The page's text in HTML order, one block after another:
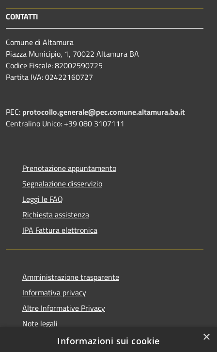
CONTATTI
Comune di Altamura
Piazza Municipio, 1, 70022 Altamura BA
Codice Fiscale: 82002590725
Partita IVA: 02422160727
PEC: protocollo.generale@pec.comune.altamura.ba.it
Centralino Unico: +39 080 3107111
Prenotazione appuntamento
Segnalazione disservizio
Leggi le FAQ
Richiesta assistenza
IPA Fattura elettronica
Amministrazione trasparente
Informativa privacy
Altre Informative Privacy
Note legali
Dichiarazione di accessibilità
×
Informazioni sui cookie